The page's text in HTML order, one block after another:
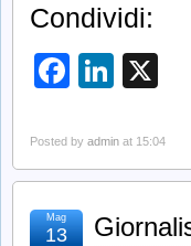
Condividi:
Posted by admin at 15:04
Mag
13